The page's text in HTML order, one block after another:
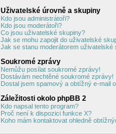
Uživatelské úrovně a skupiny
Kdo jsou administrátoři?
Kdo jsou moderátoři?
Co jsou uživatelské skupiny?
Jak se mohu zapojit do uživatelské
Jak se stanu moderátorem uživatelské
Soukromé zprávy
Nemůžu posílat soukromé zprávy!
Dostávám nechtěné soukromé zprávy!
Dostal jsem spamový a obtížný e-mail
Záležitosti okolo phpBB 2
Kdo napsal tento program?
Proč není k dispozici funkce X?
Koho mám kontaktovat ohledně